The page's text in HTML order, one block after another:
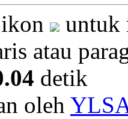
untuk
atau
detik
oleh